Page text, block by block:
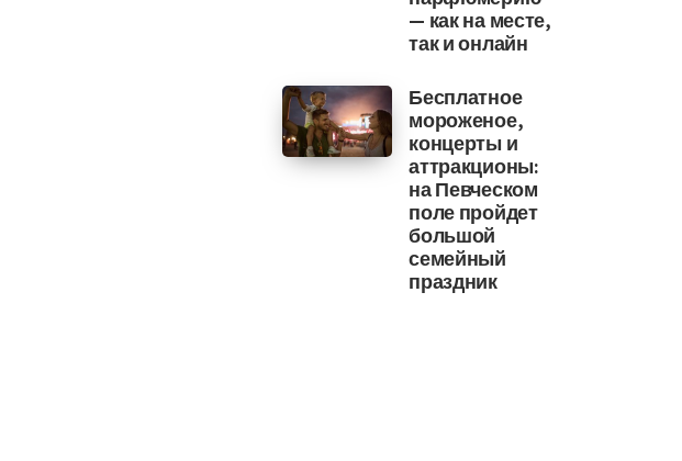
— как на месте,
так и онлайн
Бесплатное
мороженое,
концерты и
аттракционы:
на Певческом
поле пройдет
большой
семейный
праздник